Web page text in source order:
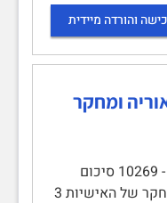
והורדה מיידית
ומחקר
אישיות: תאוריה ומחקר - 10269 סיכום
קורס | תוכן העניינים | יחידה 1: חקר של האישיות 3